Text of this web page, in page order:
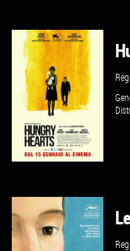
GUARDA IL TRAILER
VAI ALLA SCHEDA
GUARDA IL TRAILER